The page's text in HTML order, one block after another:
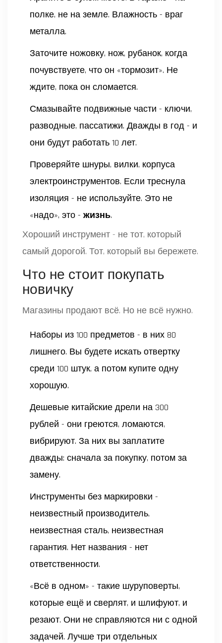
полке, не на земле. Влажность - враг
металла.
Заточите ножовку, нож, рубанок, когда
почувствуете, что он «тормозит». Не
ждите, пока он сломается.
Смазывайте подвижные части - ключи,
разводные, пассатижи. Дважды в год - и
они будут работать 10 лет.
Проверяйте шнуры, вилки, корпуса
электроинструментов. Если треснула
изоляция - не используйте. Это не
«надо», это - жизнь.
Хороший инструмент - не тот, который
самый дорогой. Тот, который вы бережете.
Что не стоит покупать
новичку
Магазины продают всё. Но не всё нужно.
Наборы из 100 предметов - в них 80
лишнего. Вы будете искать отвертку
среди 100 штук, а потом купите одну
хорошую.
Дешевые китайские дрели на 300
рублей - они греются, ломаются,
вибрируют. За них вы заплатите
дважды: сначала за покупку, потом за
замену.
Инструменты без маркировки -
неизвестный производитель,
неизвестная сталь, неизвестная
гарантия. Нет названия - нет
ответственности.
«Всё в одном» - такие шуруповерты,
которые ещё и сверлят, и шлифуют, и
резают. Они не справляются ни с одной
задачей. Лучше три отдельных